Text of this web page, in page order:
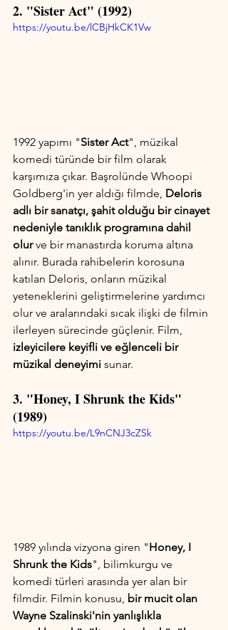
2. "Sister Act" (1992)
https://youtu.be/lCBjHkCK1Vw
1992 yapımı "Sister Act", müzikal
komedi türünde bir film olarak
karşımıza çıkar. Başrolünde Whoopi
Goldberg'in yer aldığı filmde, Deloris
adlı bir sanatçı, şahit olduğu bir cinayet
nedeniyle tanıklık programına dahil
olur ve bir manastırda koruma altına
alınır. Burada rahibelerin korosuna
katılan Deloris, onların müzikal
yeteneklerini geliştirmelerine yardımcı
olur ve aralarındaki sıcak ilişki de filmin
ilerleyen sürecinde güçlenir. Film,
izleyicilere keyifli ve eğlenceli bir
müzikal deneyimi sunar.
3. "Honey, I Shrunk the Kids"
(1989)
https://youtu.be/L9nCNJ3cZSk
1989 yılında vizyona giren "Honey, I
Shrunk the Kids", bilimkurgu ve
komedi türleri arasında yer alan bir
filmdir. Filmin konusu, bir mucit olan
Wayne Szalinski'nin yanlışlıkla